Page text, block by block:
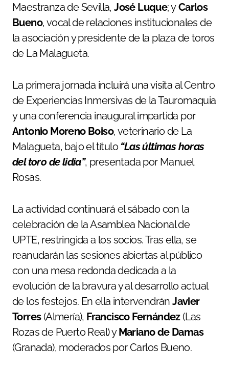
Maestranza de Sevilla,José Luque; yCarlos
Bueno, vocal de relaciones institucionales de
la asociación y presidente de la plaza de toros
de La Malagueta.
La primera jornada incluirá una visita al Centro
de Experiencias Inmersivas de la Tauromaquia
y una conferencia inaugural impartida por
Antonio Moreno Boiso, veterinario de La
Malagueta, bajo el título “Las últimas horas
del toro de lidia”, presentada por Manuel
Rosas.
La actividad continuará el sábado con la
celebración de la Asamblea Nacional de
UPTE, restringida a los socios. Tras ella, se
reanudarán las sesiones abiertas al público
con una mesa redonda dedicada a la
evolución de la bravura y al desarrollo actual
de los festejos. En ella intervendránJavier
Torres(Almería), Francisco Fernández(Las
Rozas de Puerto Real) yMariano de Damas
(Granada), moderados por Carlos Bueno.